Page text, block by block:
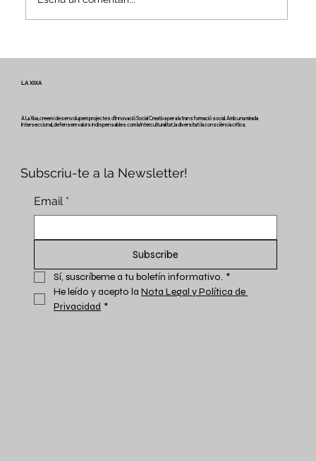
LA XIXA
A La Xixa, creem i desenvolupem projectes d'Innovació Social Creativa per a la transformació social. Amb una mirada
Interseccional, defensem valors indispensables com la Interculturalitat, la diversitat i la consciència crítica.
Subscriu-te a la Newsletter!
Email *
Subscribe
Sí, suscríbeme a tu boletín informativo. *
He leído y acepto la Nota Legal y Política de
Privacidad *